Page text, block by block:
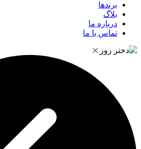
برندها
بلاگ
درباره ما
تماس با ما